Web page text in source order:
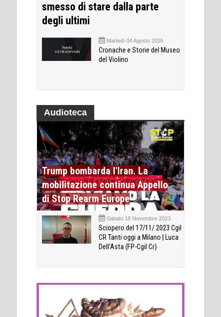
smesso di stare dalla parte
degli ultimi
Martedì 04 Agosto 2026
Cronache e Storie del Museo
del Violino
Audioteca
Trump bombarda l'Iran. La
mobilitazione continua Appello
di Stop Rearm Europe
Sabato 18 Novembre 2023
Sciopero del 17/11/ 2023 Cgil
CR Tanti oggi a Milano | Luca
Dell’Asta (FP-Cgil Cr)